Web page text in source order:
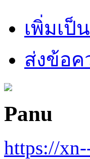
เพิ่มเป็
ส่งข้อค
Panu
https://